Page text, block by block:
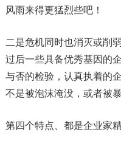
风雨来得更猛烈些吧！
二是危机同时也消灭或削
过后一些具备优秀基因的
与否的检验，认真执着的
不是被泡沫淹没，或者被
第四个特点、都是企业家